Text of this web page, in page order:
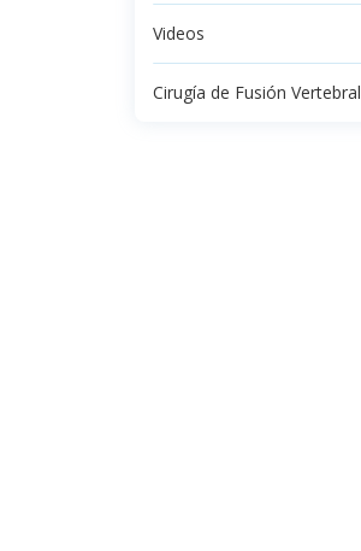
Videos
Cirugía de Fusión Vertebral